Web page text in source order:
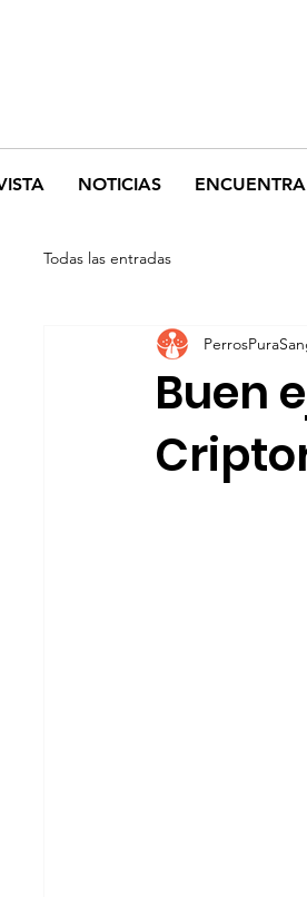
NOTICIAS
Todas las entradas
Buen